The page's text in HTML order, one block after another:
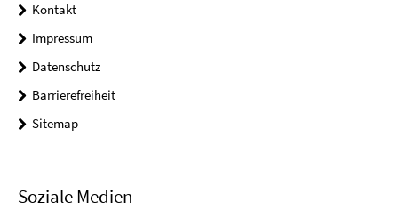
Kontakt
Impressum
Datenschutz
Barrierefreiheit
Sitemap
Soziale Medien